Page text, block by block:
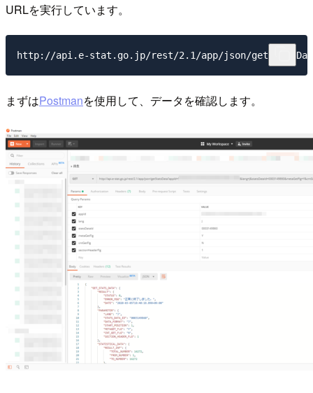
URLを実行しています。
まずはPostmanを使用して、データを確認します。